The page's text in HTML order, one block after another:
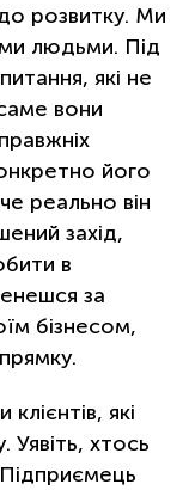
розвитку. Ми
людьми. Під
які не
вони
його
реально він
захід,
в
за
бізнесом,
які
хтось